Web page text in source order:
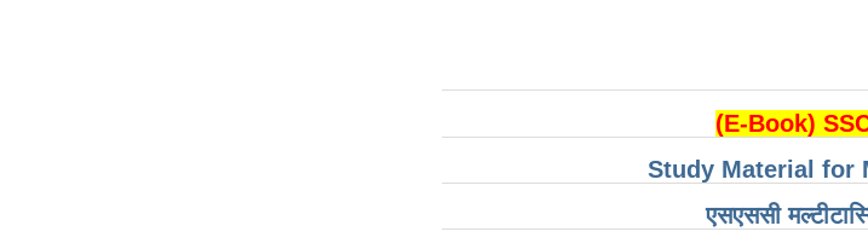
(E-Book)
Study Material for
एसएससी